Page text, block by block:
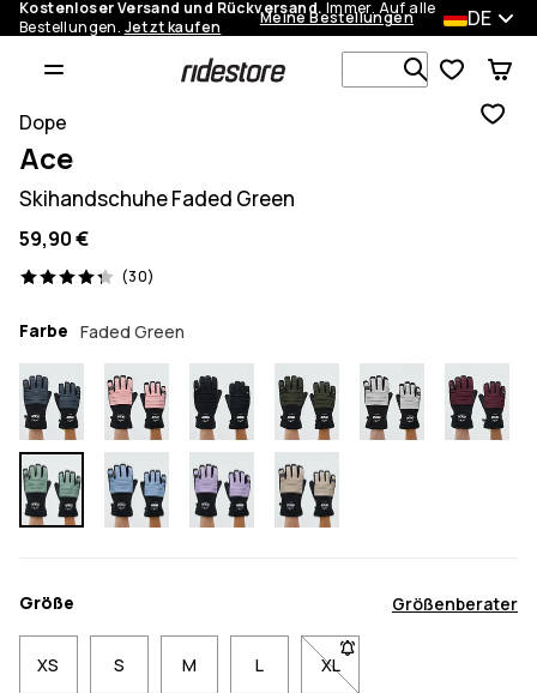
Kostenloser Versand und Rückversand. Immer. Auf alle
Bestellungen. Jetzt kaufen Meine Bestellungen DE
Dope
Ace
Skihandschuhe Faded Green
59,90 €
(30)
30 Reviews, 4.3/5
Farbe Faded Green
Größe Größenberater
XS S M L XL- Größe XL nicht